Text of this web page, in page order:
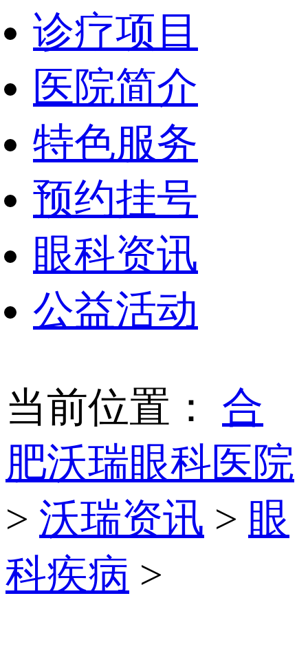
诊疗项目
医院简介
特色服务
预约挂号
眼科资讯
公益活动
当前位置： 合
肥沃瑞眼科医院
> 沃瑞资讯 > 眼
科疾病 >